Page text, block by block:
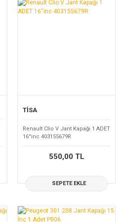
TİSA
Renault Clio V Jant Kapağı 1 ADET
16''inc 403155679R
550,00 TL
SEPETE EKLE